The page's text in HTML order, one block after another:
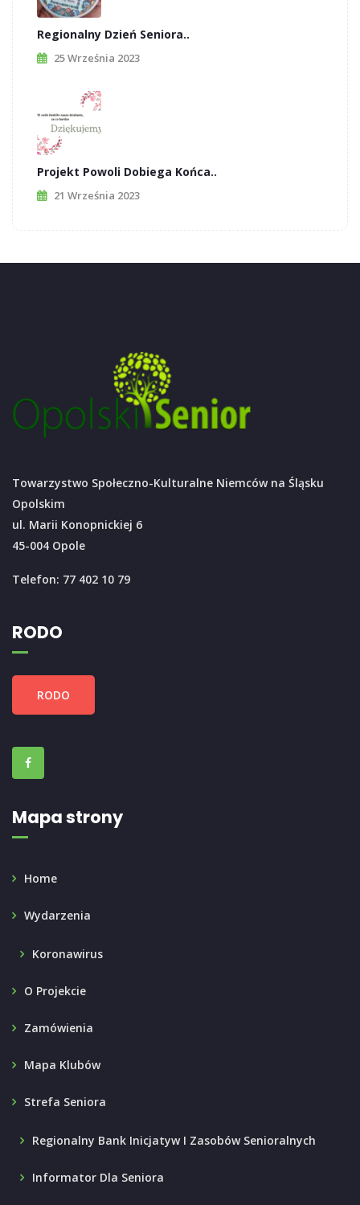
Regionalny Dzień Seniora..
25 Września 2023
Projekt Powoli Dobiega Końca..
21 Września 2023
Towarzystwo Społeczno-Kulturalne Niemców na Śląsku
Opolskim
ul. Marii Konopnickiej 6
45-004 Opole
Telefon: 77 402 10 79
RODO
RODO
Mapa strony
Home
Wydarzenia
Koronawirus
O Projekcie
Zamówienia
Mapa Klubów
Strefa Seniora
Regionalny Bank Inicjatyw I Zasobów Senioralnych
Informator Dla Seniora